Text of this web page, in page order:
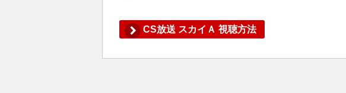
CS放送 スカイＡ 視聴方法